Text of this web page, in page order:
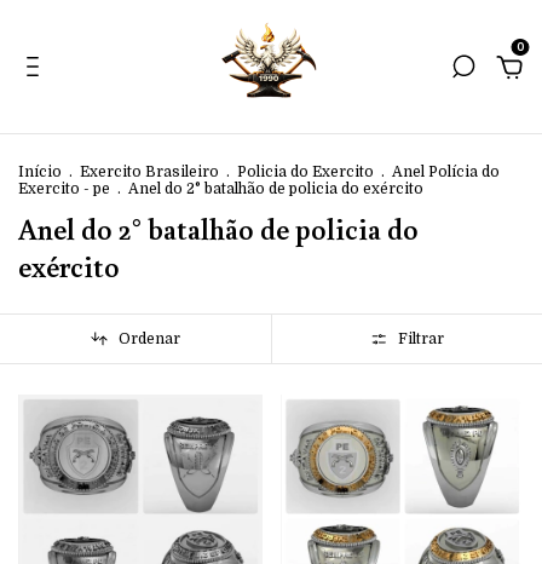
0
Início . Exercito Brasileiro . Policia do Exercito . Anel Polícia do
Exercito - pe . Anel do 2° batalhão de policia do exército
Anel do 2° batalhão de policia do
exército
Ordenar Filtrar